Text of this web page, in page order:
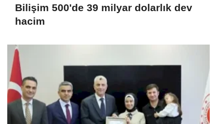
Bilişim 500'de 39 milyar dolarlık dev
hacim